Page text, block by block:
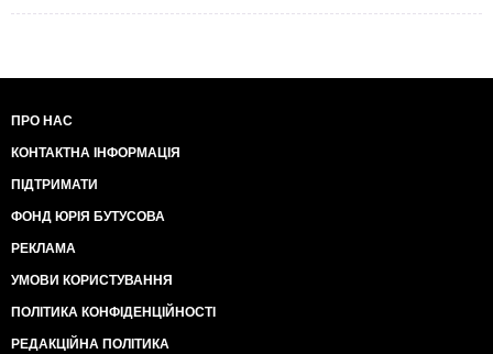
ПРО НАС
КОНТАКТНА ІНФОРМАЦІЯ
ПІДТРИМАТИ
ФОНД ЮРІЯ БУТУСОВА
РЕКЛАМА
УМОВИ КОРИСТУВАННЯ
ПОЛІТИКА КОНФІДЕНЦІЙНОСТІ
РЕДАКЦІЙНА ПОЛІТИКА